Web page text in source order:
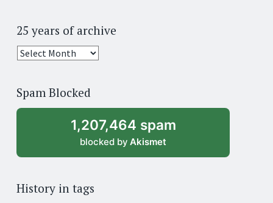
25 years of archive
25
archive
Spam Blocked
1,207,464 spam
blocked by Akismet
History in tags